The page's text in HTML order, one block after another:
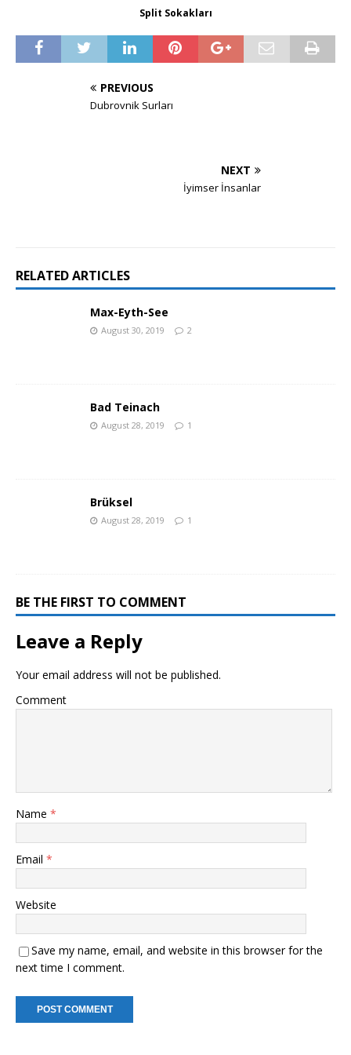
Split Sokakları
PREVIOUS
Dubrovnik Surları
NEXT
İyimser İnsanlar
RELATED ARTICLES
Max-Eyth-See
August 30, 2019 2
Bad Teinach
August 28, 2019 1
Brüksel
August 28, 2019 1
BE THE FIRST TO COMMENT
Leave a Reply
Your email address will not be published.
Comment
Name *
Email *
Website
Save my name, email, and website in this browser for the
next time I comment.